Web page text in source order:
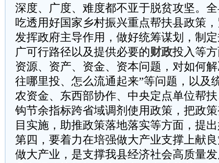
深度、广度、难度都不亚于脱贫攻坚。
吃透用好国家乡村振兴重点帮扶县政策
发挥政府主导作用，做好统筹谋划，制
广可行路径以及提供必要的财政投入等
资源、资产、资金、资本问题，对如何
往哪里投、怎么流通起来”等问题，以及
农资金、东西部协作、中央定点单位帮
钩节余指标跨省域调剂使用政策，把政
目实施，助推政策落地落实等方面，提
第四，要着力在培强做大产业支撑上献
做大产业，是支撑我县经济社会高质量